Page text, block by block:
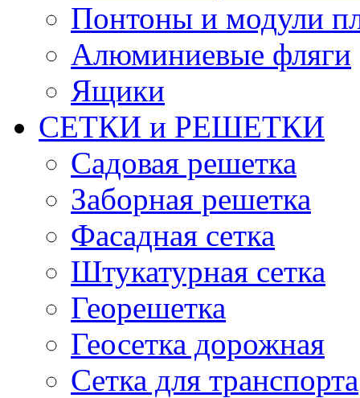
Понтоны и модули
Алюминиевые фляги
Ящики
СЕТКИ и РЕШЕТКИ
Садовая решетка
Заборная решетка
Фасадная сетка
Штукатурная сетка
Георешетка
Геосетка дорожная
Сетка для транспорта